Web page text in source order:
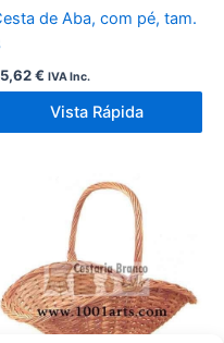
de Aba, com pé, tam.
€ IVA Inc.
Vista Rápida